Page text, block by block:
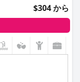
$304 から